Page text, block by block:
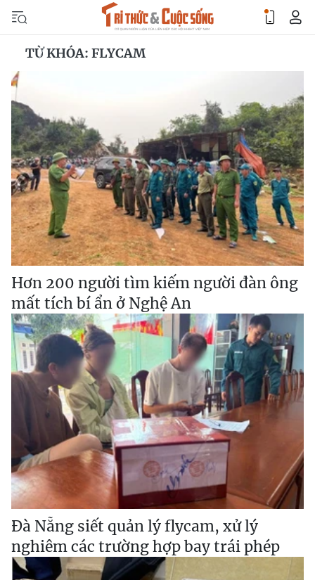
TỪ KHÓA: FLYCAM
Hơn 200 người tìm kiếm người đàn ông
mất tích bí ẩn ở Nghệ An
Đà Nẵng siết quản lý flycam, xử lý
nghiêm các trường hợp bay trái phép